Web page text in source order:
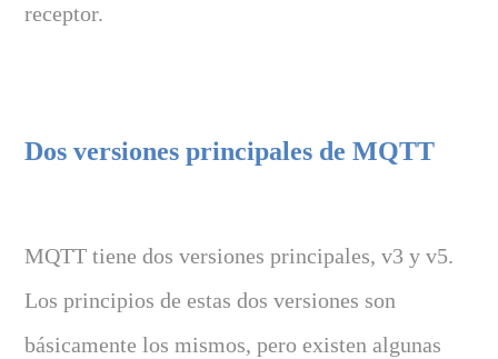
receptor.
Dos versiones principales de MQTT
MQTT tiene dos versiones principales, v3 y v5.
Los principios de estas dos versiones son
básicamente los mismos, pero existen algunas